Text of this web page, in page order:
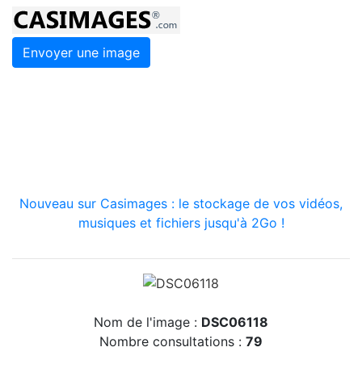
Envoyer une image
Nouveau sur Casimages : le stockage de vos vidéos,
musiques et fichiers jusqu'à 2Go !
Nom de l'image : DSC06118
Nombre consultations : 79